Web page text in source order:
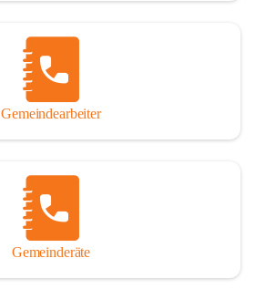
Gemeindearbeiter
Gemeinderäte